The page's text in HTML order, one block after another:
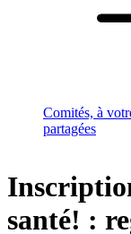
Comités, à
partagées
santé! :